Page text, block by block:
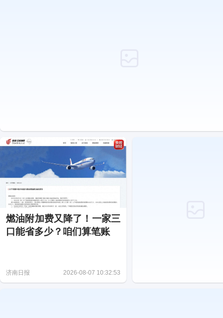
燃油附加费又降了！一家三
口能省多少？咱们算笔账
济南日报 2026-08-07 10:32:53